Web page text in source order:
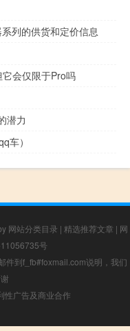
列的​​供货和定价信息
会仅限于Pro吗
潜力
车）
网站分类目录 | 精选推荐文章 | 网
号
件到f_fb#foxmail.com说明，我们
性广告及商业合作